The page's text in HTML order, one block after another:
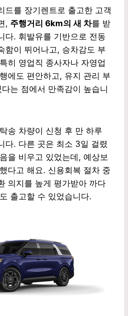
드를 장기렌트로 출고한 고객
, 주행거리 6km의 새 차를 받
다. 휘발유를 기반으로 전동
함이 뛰어나고, 승차감도 부
히 영업직 종사자나 자영업
에도 편안하고, 유지 관리 부
는 점에서 만족감이 높습니
송 차량이 신청 후 만 하루
다. 다른 곳은 최소 3일 걸렸
을 비우고 있었는데, 예상보
다고 해요. 신용회복 절차 중
의지를 높게 평가받아 까다
출고할 수 있었습니다.